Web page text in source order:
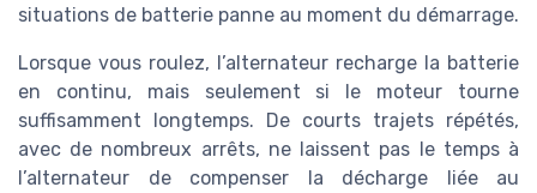
situations de batterie panne au moment du démarrage.
Lorsque vous roulez, l’alternateur recharge la batterie
en continu, mais seulement si le moteur tourne
suffisamment longtemps. De courts trajets répétés,
avec de nombreux arrêts, ne laissent pas le temps à
l’alternateur de compenser la décharge liée au